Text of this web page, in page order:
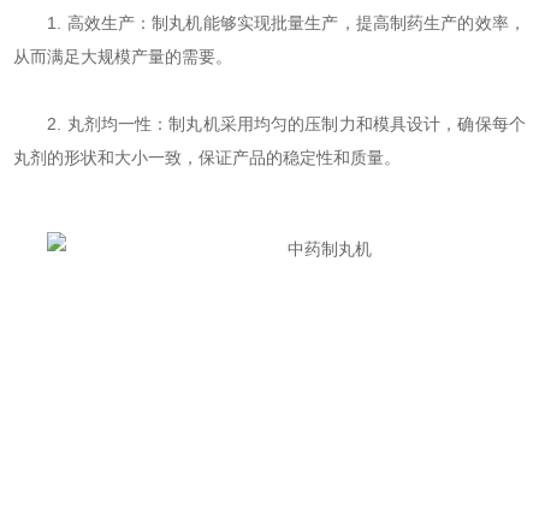
1. 高效生产：制丸机能够实现批量生产，提高制药生产的效率，
从而满足大规模产量的需要。
2. 丸剂均一性：制丸机采用均匀的压制力和模具设计，确保每个
丸剂的形状和大小一致，保证产品的稳定性和质量。